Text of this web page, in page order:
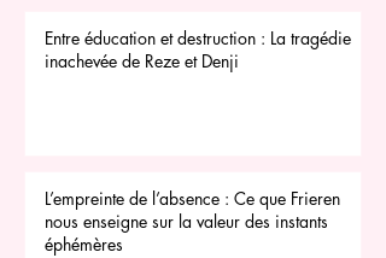
Entre éducation et destruction : La tragédie
inachevée de Reze et Denji
L’empreinte de l’absence : Ce que Frieren
nous enseigne sur la valeur des instants
éphémères